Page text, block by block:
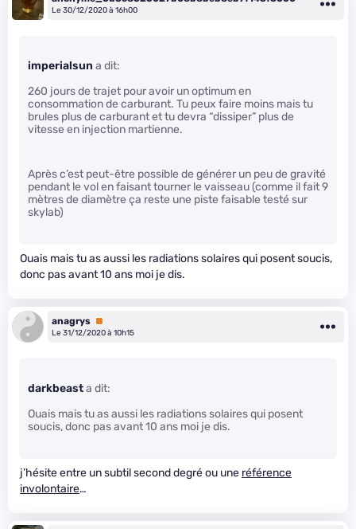
Le 30/12/2020 à 16h00
imperialsun a dit:
260 jours de trajet pour avoir un optimum en
consommation de carburant. Tu peux faire moins mais tu
brules plus de carburant et tu devra “dissiper” plus de
vitesse en injection martienne.
Après c’est peut-être possible de générer un peu de gravité
pendant le vol en faisant tourner le vaisseau (comme il fait 9
mètres de diamètre ça reste une piste faisable testé sur
skylab)
Ouais mais tu as aussi les radiations solaires qui posent soucis,
donc pas avant 10 ans moi je dis.
anagrys Premium
Le 31/12/2020 à 10h15
darkbeasta dit:
Ouais mais tu as aussi les radiations solaires qui posent
soucis, donc pas avant 10 ans moi je dis.
j’hésite entre un subtil second degré ou une référence
involontaire…